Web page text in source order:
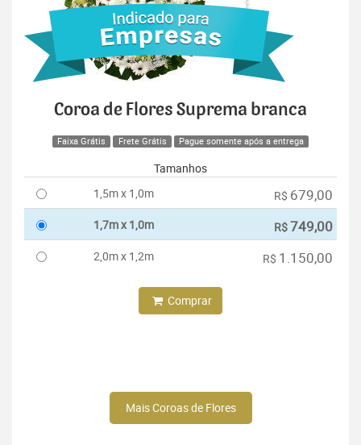
Coroa de Flores Suprema branca
Faixa Grátis Frete Grátis Pague somente após a entrega
Tamanhos
1,5m x 1,0m
R$ 679,00
1,7m x 1,0m R$749,00
2,0m x 1,2m R$ 1.150,00
Comprar
Mais Coroas de Flores